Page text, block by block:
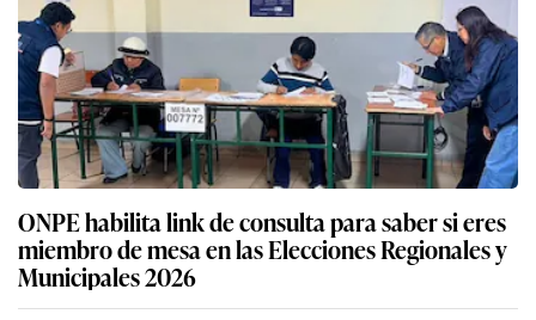
ONPE habilita link de consulta para saber si eres
miembro de mesa en las Elecciones Regionales y
Municipales 2026